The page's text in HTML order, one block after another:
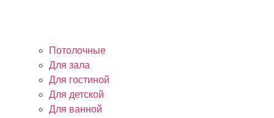
Потолочные
Для зала
Для гостиной
Для детской
Для ванной